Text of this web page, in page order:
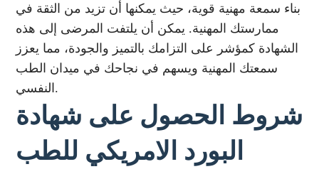
بناء سمعة مهنية قوية، حيث يمكنها أن تزيد من الثقة في
ممارستك المهنية. يمكن أن يلتفت المرضى إلى هذه
الشهادة كمؤشر على التزامك بالتميز والجودة، مما يعزز
سمعتك المهنية ويسهم في نجاحك في ميدان الطب
النفسي.
شروط الحصول على شهادة
البورد الامريكي للطب